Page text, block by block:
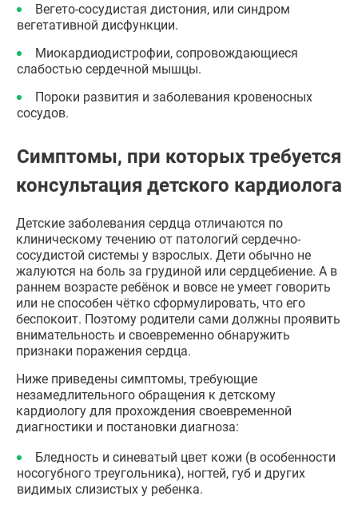
Вегето-сосудистая дистония, или синдром
вегетативной дисфункции.
Миокардиодистрофии, сопровождающиеся
слабостью сердечной мышцы.
Пороки развития и заболевания кровеносных
сосудов.
Симптомы, при которых требуется
консультация детского кардиолога
Детские заболевания сердца отличаются по
клиническому течению от патологий сердечно-
сосудистой системы у взрослых. Дети обычно не
жалуются на боль за грудиной или сердцебиение. А в
раннем возрасте ребёнок и вовсе не умеет говорить
или не способен чётко сформулировать, что его
беспокоит. Поэтому родители сами должны проявить
внимательность и своевременно обнаружить
признаки поражения сердца.
Ниже приведены симптомы, требующие
незамедлительного обращения к детскому
кардиологу для прохождения своевременной
диагностики и постановки диагноза:
Бледность и синеватый цвет кожи (в особенности
носогубного треугольника), ногтей, губ и других
видимых слизистых у ребенка.